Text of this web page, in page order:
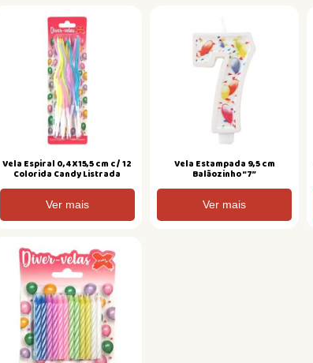
Vela Espiral 0,4X15,5 cm c/ 12
Colorida Candy Listrada
Ver mais
Vela Estampada 9,5 cm
Balãozinho “7”
Ver mais